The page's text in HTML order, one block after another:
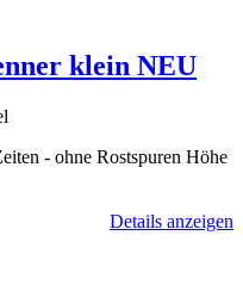
klein NEU
- ohne Rostspuren Höhe
Details anzeigen